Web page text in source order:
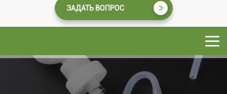
ЗАДАТЬ ВОПРОС